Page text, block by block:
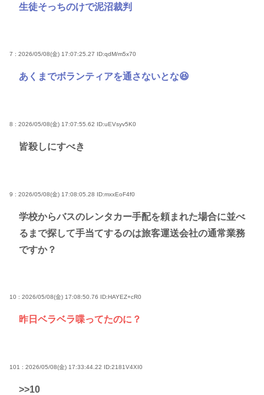
生徒そっちのけで泥沼裁判
7 : 2026/05/08(金) 17:07:25.27 ID:qdM/m5x70
あくまでボランティアを通さないとな😆
8 : 2026/05/08(金) 17:07:55.62 ID:uEVsyv5K0
皆殺しにすべき
9 : 2026/05/08(金) 17:08:05.28 ID:mxxEoF4f0
学校からバスのレンタカー手配を頼まれた場合に並べ
るまで探して手当てするのは旅客運送会社の通常業務
ですか？
10 : 2026/05/08(金) 17:08:50.76 ID:HAYEZ+cR0
昨日ベラベラ喋ってたのに？
101 : 2026/05/08(金) 17:33:44.22 ID:2181V4XI0
>>10